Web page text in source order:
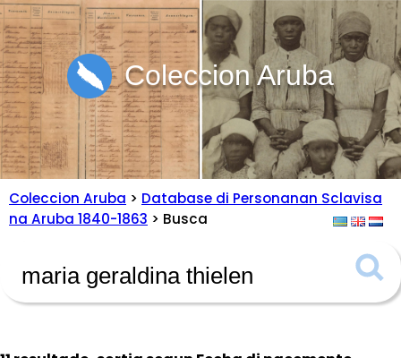
Coleccion Aruba
Coleccion Aruba > Database di Personanan Sclavisa
na Aruba 1840-1863 > Busca